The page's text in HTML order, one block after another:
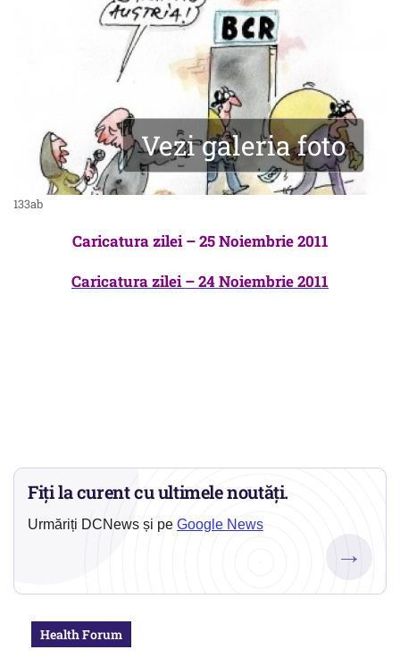
Vezi galeria foto
133ab
Caricatura zilei – 25 Noiembrie 2011
Caricatura zilei – 24 Noiembrie 2011
Fiți la curent cu ultimele noutăți.
Urmăriți DCNews și pe Google News
→
Health Forum